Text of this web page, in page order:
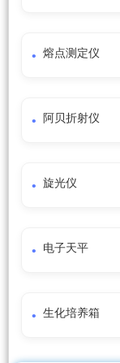
熔点测定仪
阿贝折射仪
旋光仪
电子天平
生化培养箱